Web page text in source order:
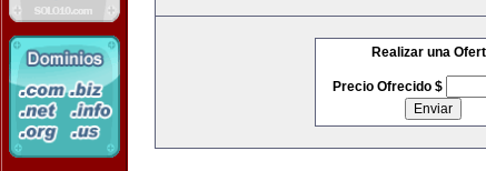
Realizar una
Precio Ofrecido $